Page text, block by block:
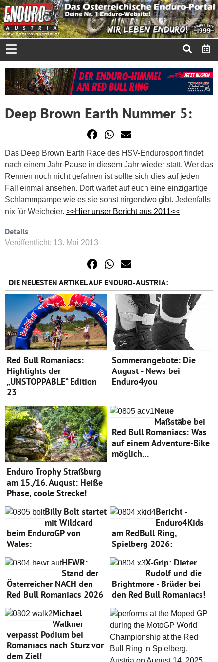
Deep Brown Earth Nummer 5:
Das Deep Brown Earth Race des HSV-Endurosport findet
nach einem Jahr Pause in diesem Jahr wieder statt. Wer das
Rennen noch nicht gefahren ist sollte sich dies auf jeden
Fall einmal ansehen. Dort wartet auf euch eine einzigartige
Schlammpampe wie es sie sonst nirgendwo gibt. Jedenfalls
nix für Weicheier. >>Hier unser Bericht aus 2011<<
Details
Veröffentlicht: 13. Mai 2013
DIE NEUESTEN ARTIKEL AUF ENDURO-AUSTRIA:
Red Bull Romaniacs:
Highlights der
„UNSTOPPABLE“ Edition
23
Sommerangebote: Die
August - News bei
Enduro4you
Enduro Trophy Straßburg
am 15./16. August: Heiße
Phase, coole Strecke!
Neue
Maßstäbe bei
Red Bull Romaniacs: Was
auf einem Adventure-Bike
möglich…
Billy Bolt startet
mit Wildcard
beim EnduroGP von
Wales:
Bericht -
Enduro4Kids
am RedBull Ring,
Spielberg 2026:
HEWR:
Stand der
Österreicher NACH den
Red Bull Romaniacs 2026
X-Grip: Dieter
Rudolf und die
Brightmore - Brüder bei
den Red Bull Romaniacs!
Michael
Walkner
verpasst Podium bei
Romaniacs nach Sturz vor
dem Ziel!